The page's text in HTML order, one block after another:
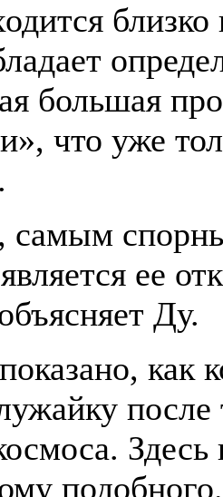
большая
что уже
самым
ее
Ду.
как
после